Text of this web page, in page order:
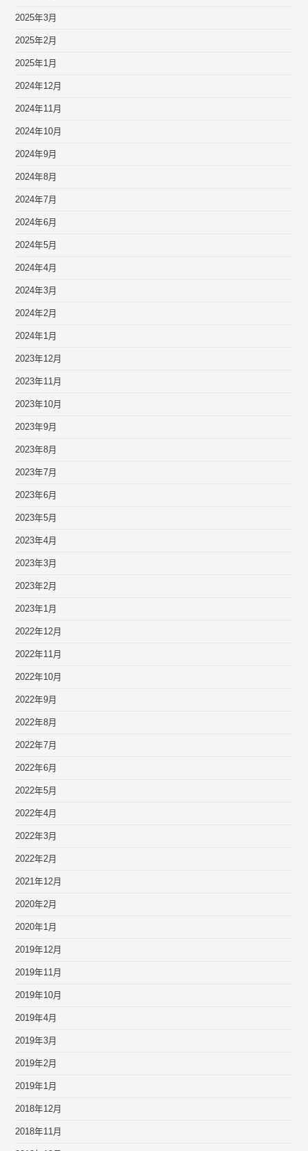
2025年3月
2025年2月
2025年1月
2024年12月
2024年11月
2024年10月
2024年9月
2024年8月
2024年7月
2024年6月
2024年5月
2024年4月
2024年3月
2024年2月
2024年1月
2023年12月
2023年11月
2023年10月
2023年9月
2023年8月
2023年7月
2023年6月
2023年5月
2023年4月
2023年3月
2023年2月
2023年1月
2022年12月
2022年11月
2022年10月
2022年9月
2022年8月
2022年7月
2022年6月
2022年5月
2022年4月
2022年3月
2022年2月
2021年12月
2020年2月
2020年1月
2019年12月
2019年11月
2019年10月
2019年4月
2019年3月
2019年2月
2019年1月
2018年12月
2018年11月